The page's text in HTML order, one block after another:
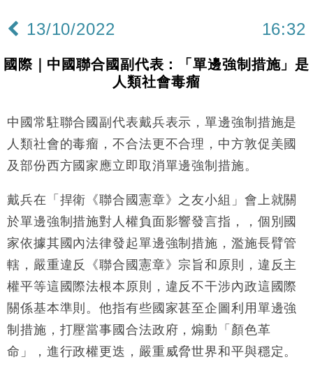
12:44
財經｜日本春季三度入市撐日圓 4月單日斥6.28萬億
11:12
國際｜特朗普料美伊戰事快結束 承認部分彈藥庫存緊
司
18:31
財經｜華僑銀行上半年淨利創新高 中期息增15%至
16:47
損失近6900萬元
16:05
財經｜日經失守6.5萬點後回穩 全周仍升近2%
15:47
財經｜恒隆10月換帥 玩具「反」斗城亞洲CEO蔡德
粦接任
15:11
財經｜韓股反覆波動收跌 連挫7周創逾3年最長跌勢
13:44
財經｜內地7月美元計價出口增近24%勝預期 貿易順
13/10/2022 16:32
國際｜中國聯合國副代表：「單邊強制措施」是
人類社會毒瘤
中國常駐聯合國副代表戴兵表示，單邊強制措施是
人類社會的毒瘤，不合法更不合理，中方敦促美國
及部份西方國家應立即取消單邊強制措施。
戴兵在「捍衛《聯合國憲章》之友小組」會上就關
於單邊強制措施對人權負面影響發言指，，個別國
家依據其國內法律發起單邊強制措施，濫施長臂管
轄，嚴重違反《聯合國憲章》宗旨和原則，違反主
權平等這國際法根本原則，違反不干涉內政這國際
關係基本準則。他指有些國家甚至企圖利用單邊強
制措施，打壓當事國合法政府，煽動「顏色革
命」，進行政權更迭，嚴重威脅世界和平與穩定。